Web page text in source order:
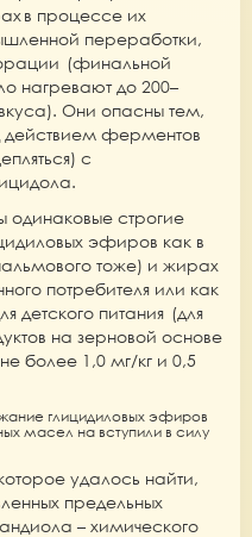
в процессе их
переработки,
(финальной
нагревают до 200–
Они опасны тем,
действием ферментов
с
одинаковые строгие
эфиров как в
тоже) и жирах
потребителя или как
детского питания (для
на зерновой основе
более 1,0 мг/кг и 0,5
глицидиловых эфиров
масел на вступили в силу
удалось найти,
предельных
– химического